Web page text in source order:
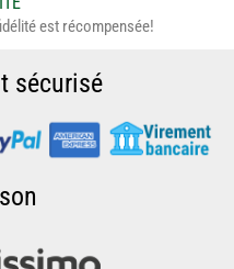
est récompensée!
sécurisé